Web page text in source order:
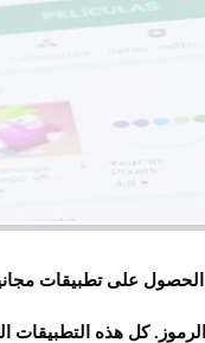
على تطبيقات
كل هذه التطبيقات